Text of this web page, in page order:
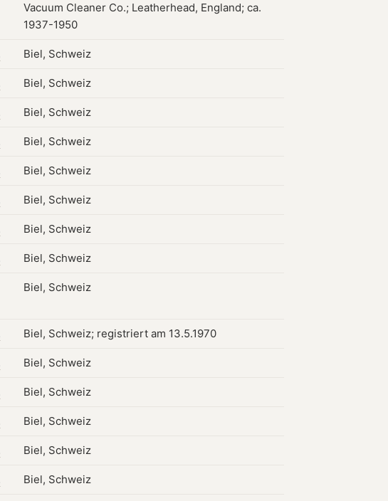
Vacuum Cleaner Co.; Leatherhead, England; ca.
1937-1950
Biel, Schweiz
Biel, Schweiz
Biel, Schweiz
Biel, Schweiz
Biel, Schweiz
Biel, Schweiz
Biel, Schweiz
Biel, Schweiz
Biel, Schweiz
Biel, Schweiz; registriert am 13.5.1970
Biel, Schweiz
Biel, Schweiz
Biel, Schweiz
Biel, Schweiz
Biel, Schweiz